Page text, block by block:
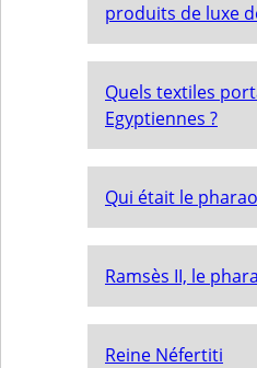
produits de luxe
Quels textiles
Egyptiennes ?
Qui était le
Ramsès II, le
Reine Néfertiti